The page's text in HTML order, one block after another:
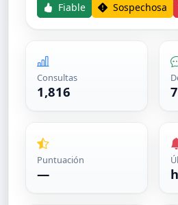
Fiable Sospechosa
Consultas
1,816 7
Puntuación
—